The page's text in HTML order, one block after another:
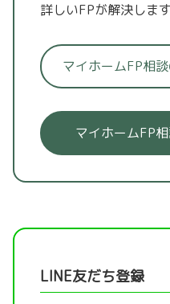
詳しいFPが解決します
マイホームFP相
マイホームFP
LINE友だち登録